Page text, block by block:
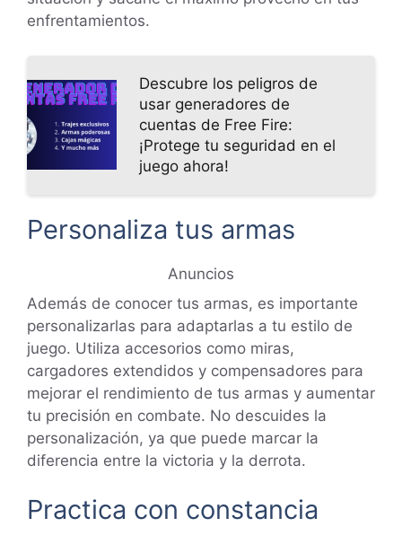
enfrentamientos.
Descubre los peligros de
usar generadores de
cuentas de Free Fire:
¡Protege tu seguridad en el
juego ahora!
Personaliza tus armas
Anuncios
Además de conocer tus armas, es importante
personalizarlas para adaptarlas a tu estilo de
juego. Utiliza accesorios como miras,
cargadores extendidos y compensadores para
mejorar el rendimiento de tus armas y aumentar
tu precisión en combate. No descuides la
personalización, ya que puede marcar la
diferencia entre la victoria y la derrota.
Practica con constancia